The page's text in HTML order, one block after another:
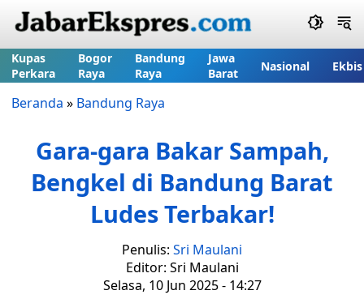
Kupas
Perkara
Bogor
Raya
Bandung
Raya
Jawa
Barat
Nasional Ekbis
Beranda » Bandung Raya
Gara-gara Bakar Sampah,
Bengkel di Bandung Barat
Ludes Terbakar!
Penulis: Sri Maulani
Editor: Sri Maulani
Selasa, 10 Jun 2025 - 14:27